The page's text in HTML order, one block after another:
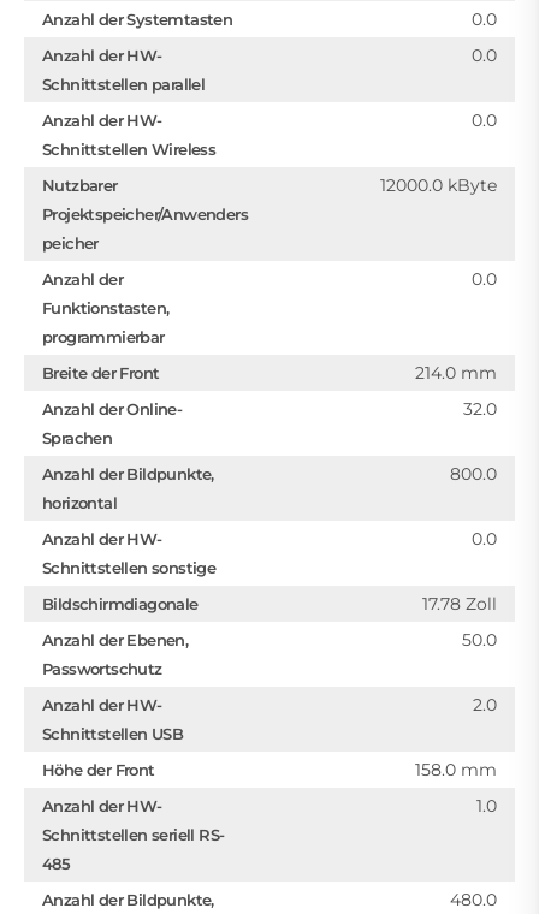
Anzahl der Systemtasten 0.0
Anzahl der HW-
Schnittstellen parallel
0.0
Anzahl der HW-
Schnittstellen Wireless
0.0
Nutzbarer
Projektspeicher/Anwenders
peicher
12000.0 kByte
Anzahl der
Funktionstasten,
programmierbar
0.0
Breite der Front 214.0 mm
Anzahl der Online-
Sprachen
32.0
Anzahl der Bildpunkte,
horizontal
800.0
Anzahl der HW-
Schnittstellen sonstige
0.0
Bildschirmdiagonale 17.78 Zoll
Anzahl der Ebenen,
Passwortschutz
50.0
Anzahl der HW-
Schnittstellen USB
2.0
Höhe der Front 158.0 mm
Anzahl der HW-
Schnittstellen seriell RS-
485
1.0
Anzahl der Bildpunkte,
480.0